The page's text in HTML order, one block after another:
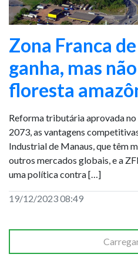
Zona Franca
ganha, mas
floresta
Reforma tributária aprovada
2073, as vantagens
Industrial de Manaus, que têm
outros mercados globais, e a
uma política contra […]
19/12/2023 08:49